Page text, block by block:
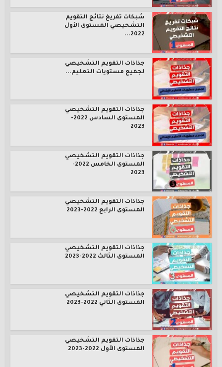
شبكات تفريغ نتائج التقويم
التشخيصي المستوى الأول
2022...
جذاذات التقويم التشخيصي
لجميع مستويات التعليم...
جذاذات التقويم التشخيصي
المستوى السادس 2022-
2023
جذاذات التقويم التشخيصي
المستوى الخامس 2022-
2023
جذاذات التقويم التشخيصي
المستوى الرابع 2022-2023
جذاذات التقويم التشخيصي
المستوى الثالث 2022-2023
جذاذات التقويم التشخيصي
المستوى الثاني 2022-2023
جذاذات التقويم التشخيصي
المستوى الأول 2022-2023